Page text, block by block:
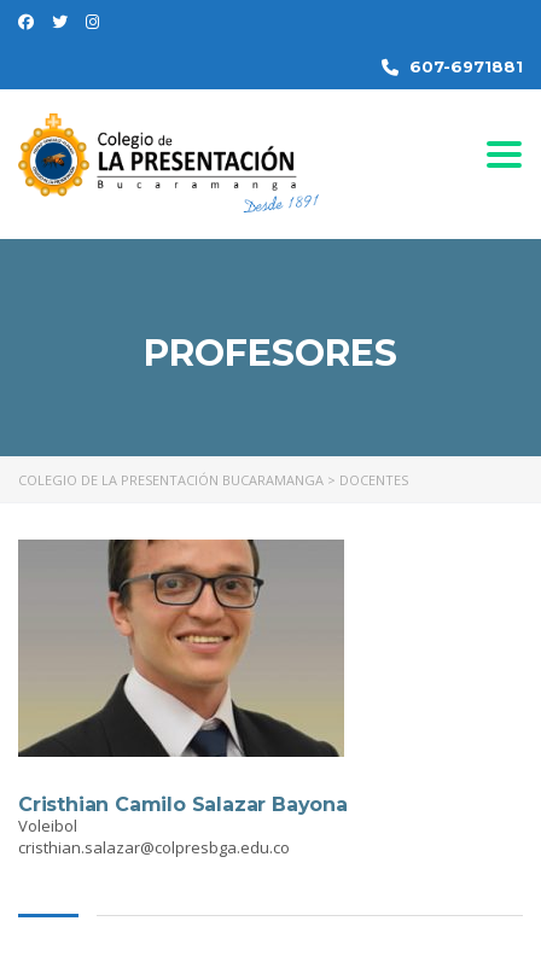
607-6971881
PROFESORES
COLEGIO DE LA PRESENTACIÓN BUCARAMANGA > DOCENTES
Cristhian Camilo Salazar Bayona
Voleibol
cristhian.salazar@colpresbga.edu.co